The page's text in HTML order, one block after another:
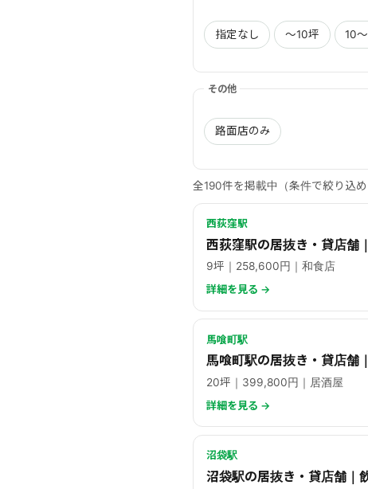
指定なし 〜10坪 10
その他
路面店のみ
全190件を掲載中（条件で絞り込め
西荻窪駅
西荻窪駅の居抜き・貸店舗
9坪｜258,600円｜和食店
詳細を見る →
馬喰町駅
馬喰町駅の居抜き・貸店舗
20坪｜399,800円｜居酒屋
詳細を見る →
沼袋駅
沼袋駅の居抜き・貸店舗｜